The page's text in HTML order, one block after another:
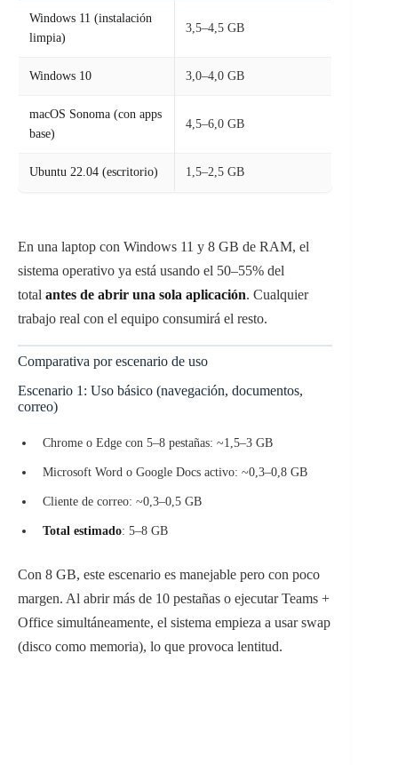
Windows 11 (instalación
limpia)
3,5–4,5 GB
Windows 10 3,0–4,0 GB
macOS Sonoma (con apps
base)
4,5–6,0 GB
Ubuntu 22.04 (escritorio) 1,5–2,5 GB
En una laptop con Windows 11 y 8 GB de RAM, el
sistema operativo ya está usando el 50–55% del
total antes de abrir una sola aplicación. Cualquier
trabajo real con el equipo consumirá el resto.
Comparativa por escenario de uso
Escenario 1: Uso básico (navegación, documentos,
correo)
Chrome o Edge con 5–8 pestañas: ~1,5–3 GB
Microsoft Word o Google Docs activo: ~0,3–0,8 GB
Cliente de correo: ~0,3–0,5 GB
Total estimado: 5–8 GB
Con 8 GB, este escenario es manejable pero con poco
margen. Al abrir más de 10 pestañas o ejecutar Teams +
Office simultáneamente, el sistema empieza a usar swap
(disco como memoria), lo que provoca lentitud.